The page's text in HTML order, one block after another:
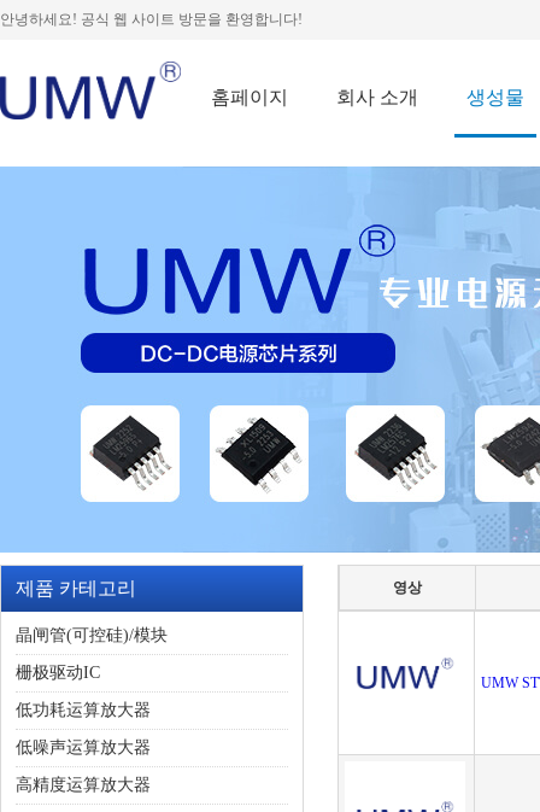
안녕하세요! 공식 웹 사이트 방문을 환영합니다!
홈페이지 회사 소개 생성물
제품 카테고리
晶闸管(可控硅)/模块
栅极驱动IC
低功耗运算放大器
低噪声运算放大器
高精度运算放大器
영상
UMW